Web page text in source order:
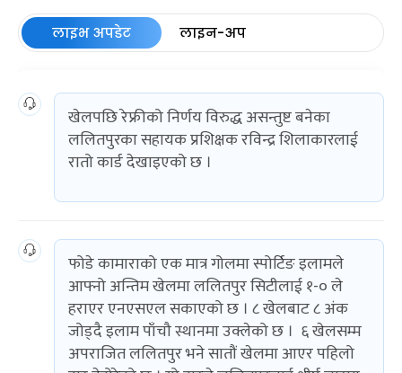
लाइभ अपडेट लाइन-अप
खेलपछि रेफ्रीको निर्णय विरुद्ध असन्तुष्ट बनेका
ललितपुरका सहायक प्रशिक्षक रविन्द्र शिलाकारलाई
रातो कार्ड देखाइएको छ ।
फोडे कामाराको एक मात्र गोलमा स्पोर्टिङ इलामले
आफ्नो अन्तिम खेलमा ललितपुर सिटीलाई १-० ले
हराएर एनएसएल सकाएको छ । ८ खेलबाट ८ अंक
जोड्दै इलाम पाँचौ स्थानमा उक्लेको छ । ६ खेलसम्म
अपराजित ललितपुर भने सातौं खेलमा आएर पहिलो